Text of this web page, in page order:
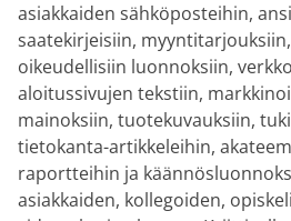
asiakkaiden sähköposteihin,
saatekirjeisiin,
oikeudellisiin luonnoksiin,
aloitussivujen tekstiin,
mainoksiin, tuotekuvauksiin,
tietokanta-artikkeleihin,
raportteihin ja
asiakkaiden, kollegoiden,